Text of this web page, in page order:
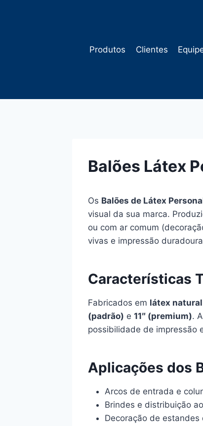
Produtos Clientes
Balões Látex
Os Balões de Látex
visual da sua marca.
ou com ar comum
vivas e impressão
Características
Fabricados em látex natural
(padrão) e 11″ (premium).
possibilidade de impressão
Aplicações dos
Arcos de entrada e
Brindes e distribuição
Decoração de